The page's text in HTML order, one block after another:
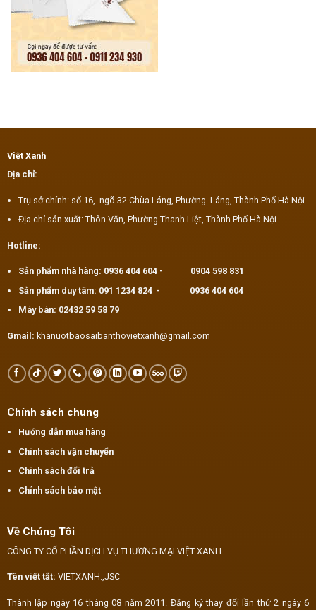
Việt Xanh
Địa chỉ:
Trụ sở chính: số 16, ngõ 32 Chùa Láng, Phường Láng, Thành Phố Hà Nội.
Địa chỉ sản xuất: Thôn Văn, Phường Thanh Liệt, Thành Phố Hà Nội.
Hotline:
Sản phẩm nhà hàng: 0936 404 604- 0904 598 831
Sản phẩm duy tâm: 091 1234 824 -
0936 404 604
Máy bàn: 02432 59 58 79
Gmail: khanuotbaosaibanthovietxanh@gmail.com
Chính sách chung
Hướng dẫn mua hàng
Chính sách vận chuyển
Chính sách đổi trả
Chính sách bảo mật
Về Chúng Tôi
CÔNG TY CỔ PHẦN DỊCH VỤ THƯƠNG MẠI VIỆT XANH
Tên viết tắt: VIETXANH.,JSC
Thành lập ngày 16 tháng 08 năm 2011. Đăng ký thay đổi lần thứ 2 ngày 6